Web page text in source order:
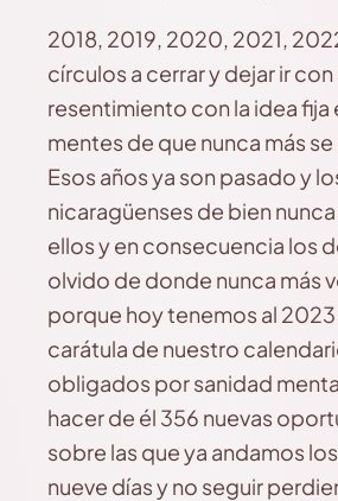
2018, 2019, 2020, 2021,
círculos a cerrar y dejar ir
resentimiento con la idea fija
mentes de que nunca más
Esos años ya son pasado y
nicaragüenses de bien
ellos y en consecuencia los
olvido de donde nunca más
porque hoy tenemos al
carátula de nuestro
obligados por sanidad
hacer de él 356 nuevas
sobre las que ya andamos
nueve días y no seguir